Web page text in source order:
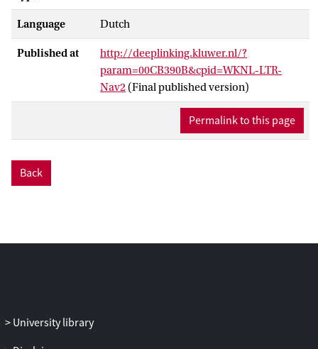
Language Dutch
Published at
http://deeplinking.kluwer.nl/?
param=00CB390B&cpid=WKNL-LTR-
Nav2 (Final published version)
Permalink to this page
Back
University library